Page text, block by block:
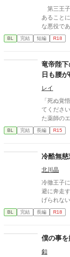
第三王子
あること
な悪役で
な主人公
ズにも投
BL 完結 短編 R18
竜帝陛
日も腰
宣言され
レイ
「死ぬ覚
てくださ
た薬師の
尽くす「
BL 完結 長編 R15
冷酷無
北川晶
冷徹王子
避に奔走
げられな
の数だけ
ころは冷
る今はま
らぬよう
ることにもなってし
BL 完結 長編 R18
僕の事
釦